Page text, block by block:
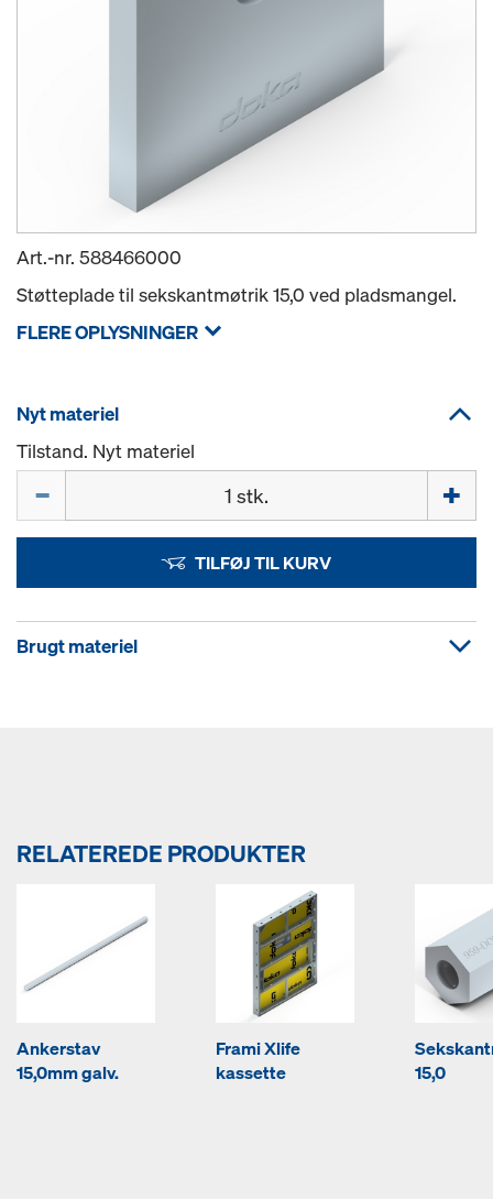
Art.-nr. 588466000
Støtteplade til sekskantmøtrik 15,0 ved pladsmangel.
FLERE OPLYSNINGER
Nyt materiel
Tilstand. Nyt materiel
TILFØJ TIL KURV
Brugt materiel
RELATEREDE PRODUKTER
Ankerstav
15,0mm galv.
Frami Xlife
kassette
15,0